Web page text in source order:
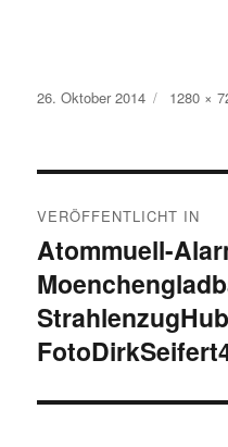
Veröffentlicht
26. Oktober 2014 1280 ×
VERÖFFENTLICHT IN
Atommuell-